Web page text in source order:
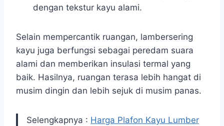
dengan tekstur kayu alami.
Selain mempercantik ruangan, lambersering
kayu juga berfungsi sebagai peredam suara
alami dan memberikan insulasi termal yang
baik. Hasilnya, ruangan terasa lebih hangat di
musim dingin dan lebih sejuk di musim panas.
Selengkapnya : Harga Plafon Kayu Lumber